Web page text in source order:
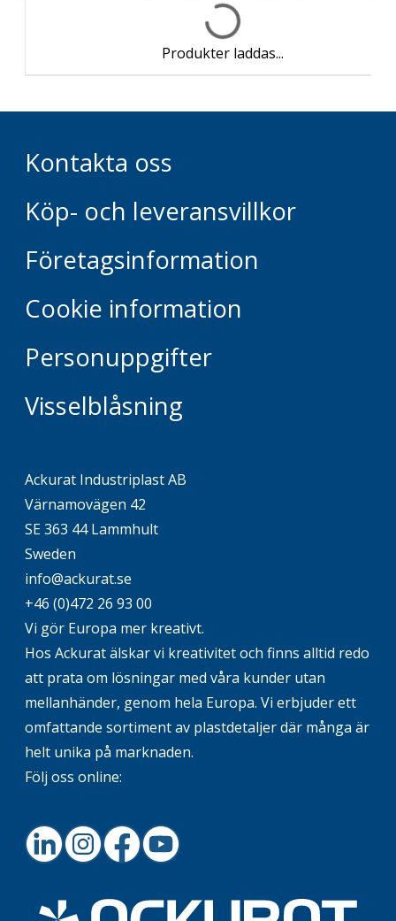
Produkter laddas...
Kontakta oss
Köp- och leveransvillkor
Företagsinformation
Cookie information
Personuppgifter
Visselblåsning
Ackurat Industriplast AB
Värnamovägen 42
SE 363 44 Lammhult
Sweden
info@ackurat.se
+46 (0)472 26 93 00
Vi gör Europa mer kreativt.
Hos Ackurat älskar vi kreativitet och finns alltid redo
att prata om lösningar med våra kunder utan
mellanhänder, genom hela Europa. Vi erbjuder ett
omfattande sortiment av plastdetaljer där många är
helt unika på marknaden.
Följ oss online:
LinkedInInstagramFacebookYoutube